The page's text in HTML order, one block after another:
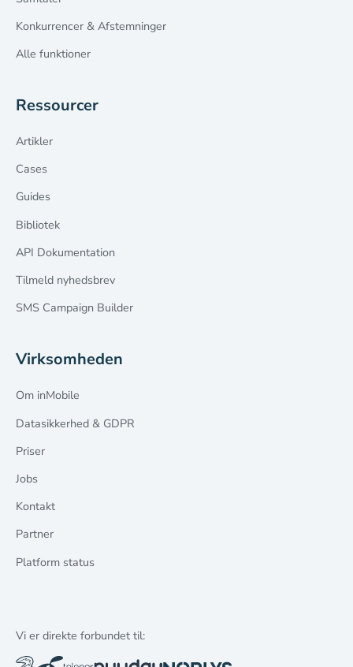
Konkurrencer & Afstemninger
Alle funktioner
Ressourcer
Artikler
Cases
Guides
Bibliotek
API Dokumentation
Tilmeld nyhedsbrev
SMS Campaign Builder
Virksomheden
Om inMobile
Datasikkerhed & GDPR
Priser
Jobs
Kontakt
Partner
Platform status
Vi er direkte forbundet til: